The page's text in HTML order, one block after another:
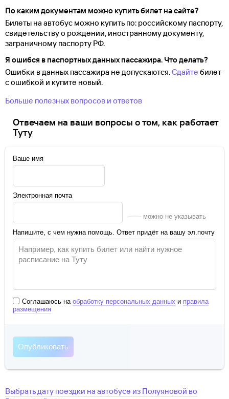
По каким документам можно купить билет на сайте?
Билеты на автобус можно купить по: российскому паспорту,
свидетельству о рождении, иностранному документу,
заграничному паспорту РФ.
Я ошибся в паспортных данных пассажира. Что делать?
Ошибки в данных пассажира не допускаются.Сдайте билет
с ошибкой и купите новый.
Больше полезных вопросов и ответов
Отвечаем на ваши вопросы о том, как работает
Туту
Ваше имя
Электронная почта
можно не указывать
Напишите, с чем нужна помощь. Ответ придёт на вашу эл.почту
Соглашаюсь на обработку персональных данных и правила
размещения
Выбрать дату поездки на автобусе из Полуяновой во